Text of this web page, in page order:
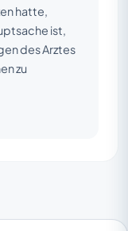
hatte,
ist,
des Arztes
zu